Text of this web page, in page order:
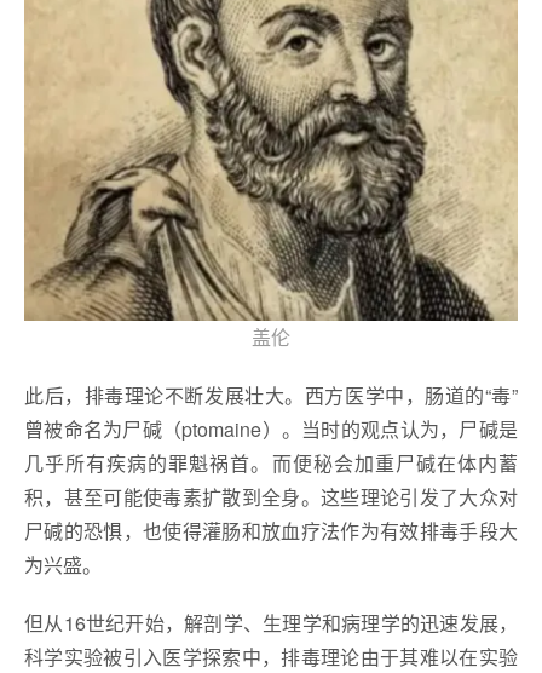
盖伦
此后，排毒理论不断发展壮大。西方医学中，肠道的“毒”
曾被命名为尸碱（ptomaine）。当时的观点认为，尸碱是
几乎所有疾病的罪魁祸首。而便秘会加重尸碱在体内蓄
积，甚至可能使毒素扩散到全身。这些理论引发了大众对
尸碱的恐惧，也使得灌肠和放血疗法作为有效排毒手段大
为兴盛。
但从16世纪开始，解剖学、生理学和病理学的迅速发展，
科学实验被引入医学探索中，排毒理论由于其难以在实验